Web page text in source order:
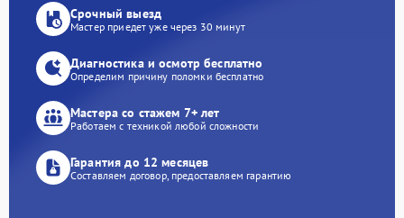
Срочный выезд
Мастер приедет уже через 30 минут
Диагностика и осмотр бесплатно
Определим причину поломки бесплатно
Мастера со стажем 7+ лет
Работаем с техникой любой сложности
Гарантия до 12 месяцев
Составляем договор, предоставляем гарантию